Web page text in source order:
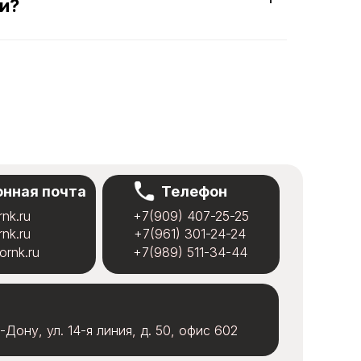
+7(909) 407-25-25
+7(909) 407-25-25
+7(961) 301-24-24
+7(961) 301-24-24
+7(989) 511-34-44
+7(989) 511-34-44
Телефон
Дону, ул. 14-я линия, д. 50, офис 602
Дону, ул. 14-я линия, д. 50, офис 602
почта